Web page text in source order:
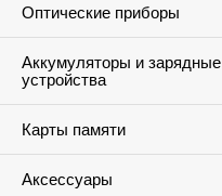
Оптические приборы
Аккумуляторы и зарядные
устройства
Карты памяти
Аксессуары